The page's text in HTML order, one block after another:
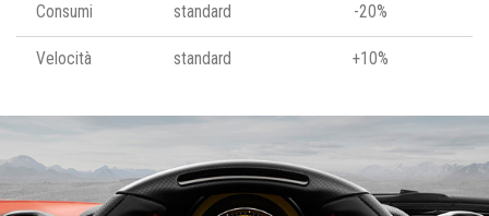
Consumi standard -20%
Velocità standard +10%